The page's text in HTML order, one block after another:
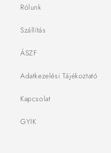
Rólunk
Szállítás
ÁSZF
Adatkezelési Tájékoztató
Kapcsolat
GYIK